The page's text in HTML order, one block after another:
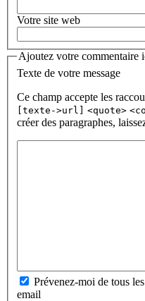
Votre site web
Ajoutez votre commentaire
Texte de votre message
Ce champ accepte les
[texte->url] <quote>
créer des paragraphes,
Prévenez-moi de tous
email